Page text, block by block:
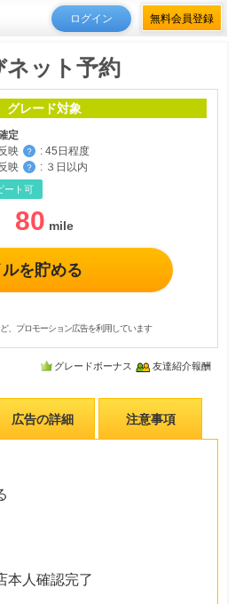
ログイン 無料会員登録
ネット予約
グレード対象
定
映
？ : 45日程度
映
？ : ３日以内
ート可
80
を貯める
、プロモーション広告を利用しています
グレードボーナス 友達紹介報酬
広告の詳細 注意事項
本人確認完了